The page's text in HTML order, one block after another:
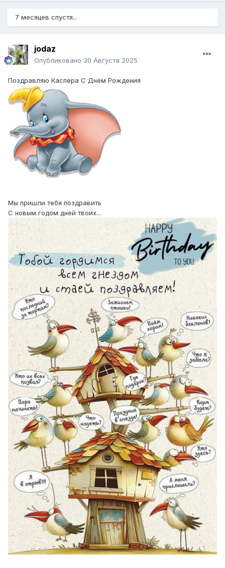
7 месяцев спустя...
jodaz
Опубликовано 30 Августа 2025
Поздравляю Каспера С Днём Рождения
Мы пришли тебя поздравить
С новым годом дней твоих...